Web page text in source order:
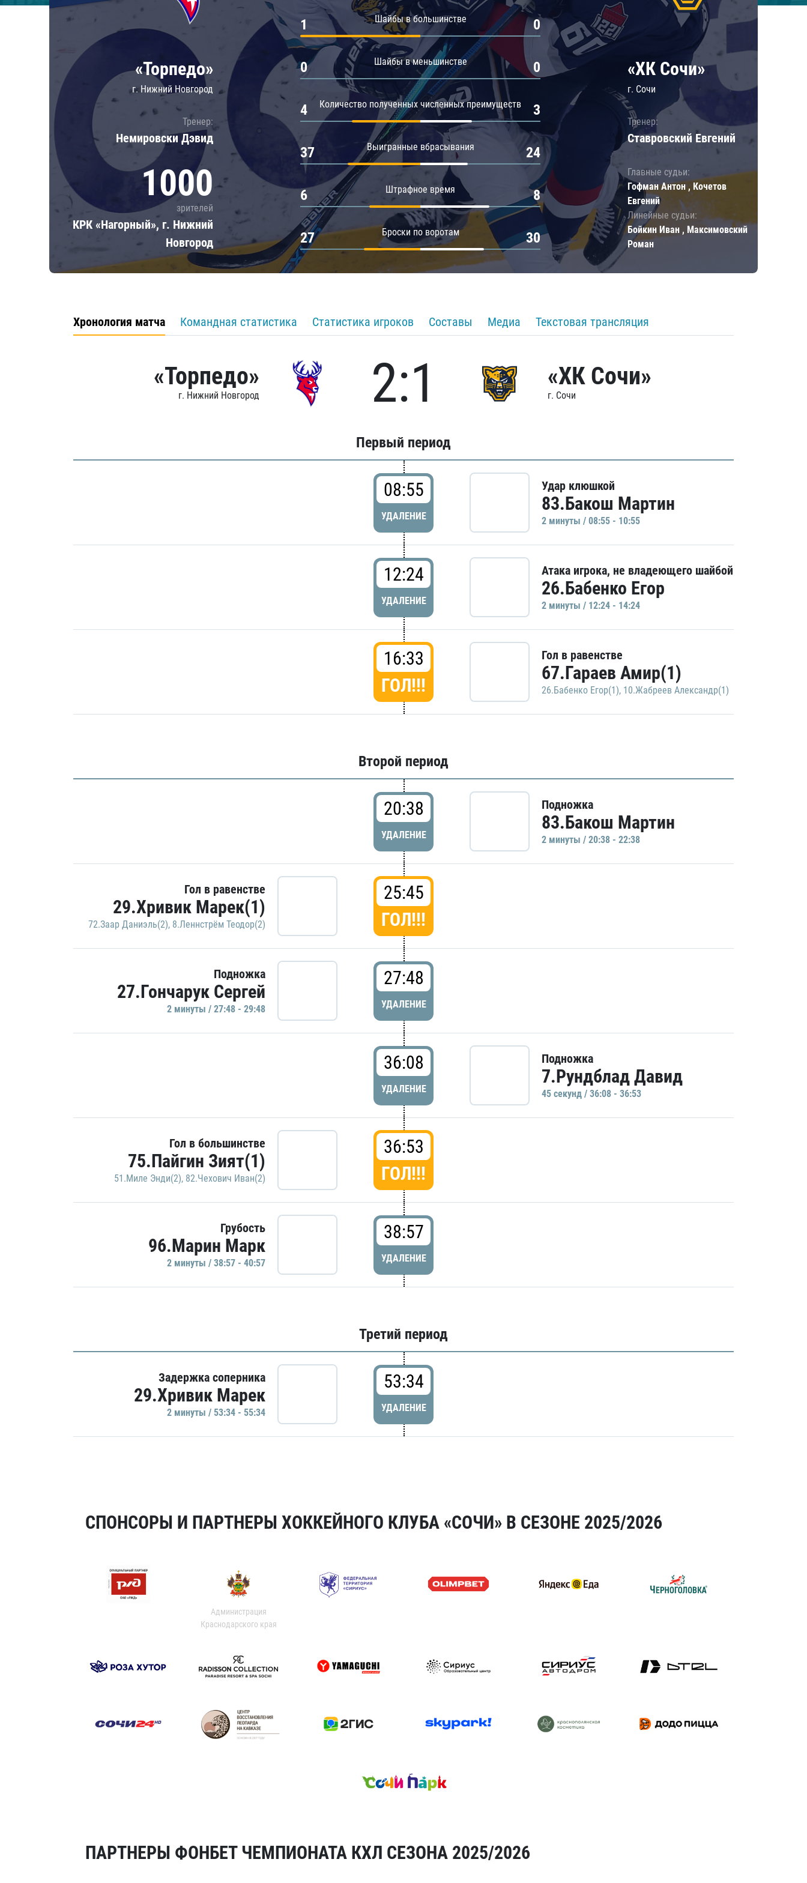
Локомотив
Северсталь
Шанхайские Драконы
Салават Юлаев
Сибирь
«Торпедо»
г. Нижний Новгород
Тренер:
Немировски Дэвид
1000
зрителей
КРК «Нагорный», г. Нижний
Новгород
Шайбы в большинстве
1 0
Шайбы в меньшинстве
0 0
Количество полученных численных преимуществ
4 3
Выигранные вбрасывания
37 24
Штрафное время
6 8
Броски по воротам
27 30
«ХК Сочи»
г. Сочи
Тренер:
Ставровский Евгений
Главные судьи:
Гофман Антон , Кочетов
Евгений
Линейные судьи:
Бойкин Иван , Максимовский
Роман
Хронология матча Командная статистика Статистика игроков Составы Медиа Текстовая трансляция
«Торпедо»
г. Нижний Новгород 2:1 «ХК Сочи»
г. Сочи
Первый период
08:55
УДАЛЕНИЕ
Удар клюшкой
83.Бакош Мартин
2 минуты / 08:55 - 10:55
12:24
УДАЛЕНИЕ
Атака игрока, не владеющего шайбой
26.Бабенко Егор
2 минуты / 12:24 - 14:24
16:33
ГОЛ!!!
Гол в равенстве
67.Гараев Амир(1)
26.Бабенко Егор(1), 10.Жабреев Александр(1)
Второй период
20:38
УДАЛЕНИЕ
Подножка
83.Бакош Мартин
2 минуты / 20:38 - 22:38
Гол в равенстве
29.Хривик Марек(1)
72.Заар Даниэль(2), 8.Леннстрём Теодор(2)
25:45
ГОЛ!!!
Подножка
27.Гончарук Сергей
2 минуты / 27:48 - 29:48
27:48
УДАЛЕНИЕ
36:08
УДАЛЕНИЕ
Подножка
7.Рундблад Давид
45 секунд / 36:08 - 36:53
Гол в большинстве
75.Пайгин Зият(1)
51.Миле Энди(2), 82.Чехович Иван(2)
36:53
ГОЛ!!!
Грубость
96.Марин Марк
2 минуты / 38:57 - 40:57
38:57
УДАЛЕНИЕ
Третий период
Задержка соперника
29.Хривик Марек
2 минуты / 53:34 - 55:34
53:34
УДАЛЕНИЕ
СПОНСОРЫ И ПАРТНЕРЫ ХОККЕЙНОГО КЛУБА «СОЧИ» В СЕЗОНЕ 2025/2026
Администрация
Краснодарского края
ПАРТНЕРЫ ФОНБЕТ ЧЕМПИОНАТА КХЛ СЕЗОНА 2025/2026